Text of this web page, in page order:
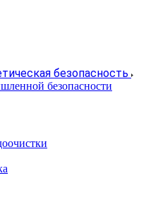
безопасность
безопасности